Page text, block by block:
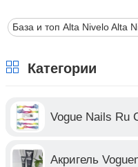
База и топ Alta Nivelo Alta
Категории
Vogue Nails Ru
Акригель